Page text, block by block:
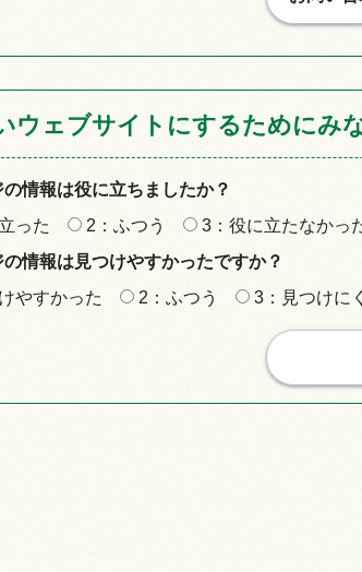
ウェブサイトにするためにみ
の情報は役に立ちましたか？
った
2：ふつう
3：役に立たなかっ
の情報は見つけやすかったですか？
やすかった
2：ふつう 3：見つけに